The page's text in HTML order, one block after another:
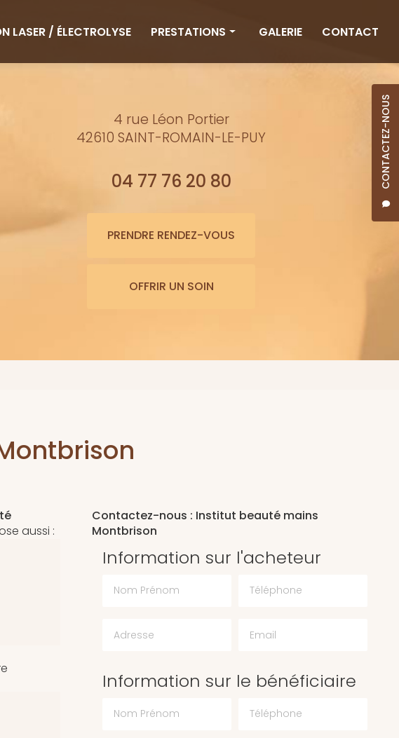
CONTACTEZ-NOUS
LASER / ÉLECTROLYSE PRESTATIONS
Minceur
Bienfaits de l'eau
GALERIE CONTACT
4 rue Léon Portier
42610 SAINT-ROMAIN-LE-PUY
04 77 76 20 80
PRENDRE RENDEZ-VOUS
OFFRIR UN SOIN
aussi :
Contactez-nous : Institut beauté mains
Montbrison
Information sur l'acheteur
Information sur le bénéficiaire